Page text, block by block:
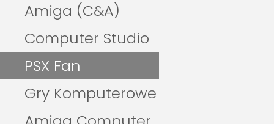
Amiga (C&A)
Computer Studio
PSX Fan
Gry Komputerowe